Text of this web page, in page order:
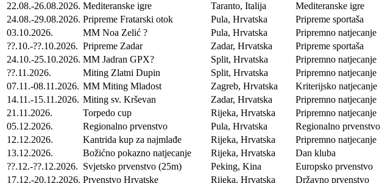
22.08.-26.08.2026. Mediteranske igre Taranto, Italija Mediteranske igre
24.08.-29.08.2026. Pripreme Fratarski otok Pula, Hrvatska Pripreme sportaša
03.10.2026.
MM Noa Zelić ? Pula, Hrvatska Pripremno natjecanje
??.10.-??.10.2026. Pripreme Zadar Zadar, Hrvatska Pripreme sportaša
24.10.-25.10.2026. MM Jadran GPX? Split, Hrvatska Pripremno natjecanje
??.11.2026.
Miting Zlatni Dupin Split, Hrvatska Pripremno natjecanje
07.11.-08.11.2026. MM Miting Mladost Zagreb, Hrvatska Kriterijsko natjecanje
14.11.-15.11.2026. Miting sv. Krševan Zadar, Hrvatska Pripremno natjecanje
21.11.2026.
Torpedo cup Rijeka, Hrvatska Pripremno natjecanje
05.12.2026.
Regionalno prvenstvo Pula, Hrvatska Regionalno prvenstvo
12.12.2026.
Kantrida kup za najmlađe Rijeka, Hrvatska Pripremno natjecanje
13.12.2026.
Božićno pokazno natjecanje Rijeka, Hrvatska Dan kluba
??.12.-??.12.2026. Svjetsko prvenstvo (25m) Peking, Kina Europsko prvenstvo
17.12.-20.12.2026. Prvenstvo Hrvatske Rijeka, Hrvatska Državno prvenstvo